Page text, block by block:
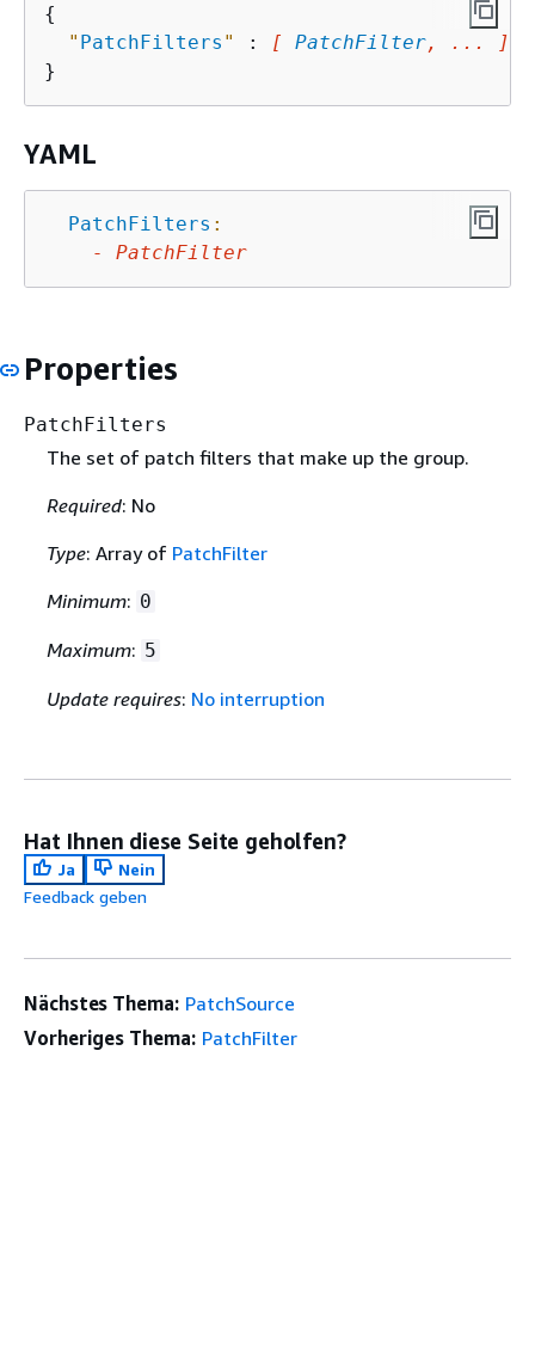
{
" PatchFilters " : [ PatchFilter, ... ]
YAML
PatchFilters :
-
PatchFilter
Properties
PatchFilters
The set of patch filters that make up the group.
Required: No
Type: Array of PatchFilter
Minimum: 0
Maximum: 5
Update requires: No interruption
Hat Ihnen diese Seite geholfen?
Ja
Nein
Feedback geben
Nächstes Thema: PatchSource
Vorheriges Thema: PatchFilter